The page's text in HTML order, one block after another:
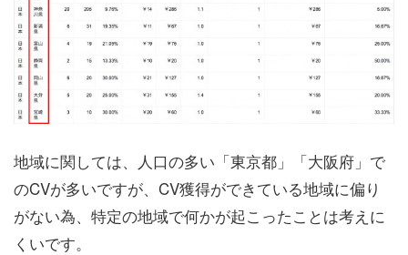
地域に関しては、人口の多い「東京都」「大阪府」で
のCVが多いですが、CV獲得ができている地域に偏り
がない為、特定の地域で何かが起こったことは考えに
くいです。